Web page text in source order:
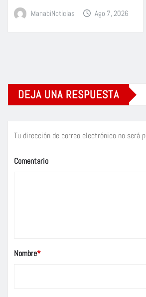
ManabiNoticias Ago 7, 2026
DEJA UNA RESPUESTA
Tu dirección de correo electrónico no será
Comentario
Nombre*